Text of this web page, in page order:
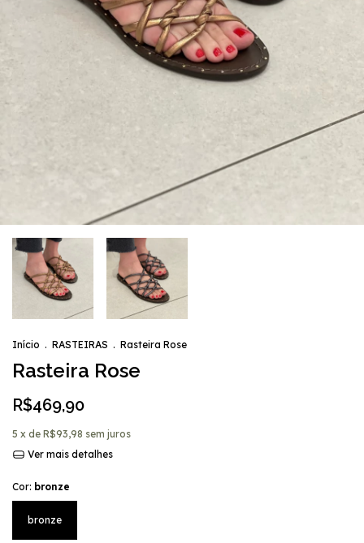
Início . RASTEIRAS . Rasteira Rose
Rasteira Rose
R$469,90
5 x de R$93,98 sem juros
Ver mais detalhes
Cor: bronze
bronze